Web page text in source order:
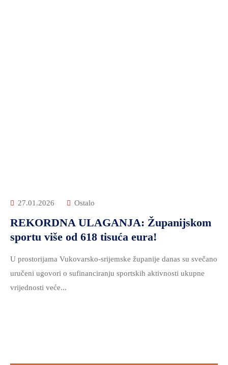
27.01.2026 Ostalo
REKORDNA ULAGANJA: Županijskom
sportu više od 618 tisuća eura!
U prostorijama Vukovarsko-srijemske županije danas su svečano
uručeni ugovori o sufinanciranju sportskih aktivnosti ukupne
vrijednosti veće...